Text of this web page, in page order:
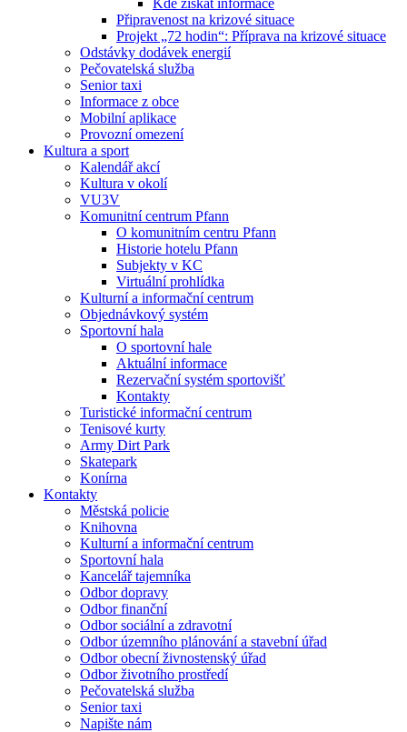
Kde získat informace
Připravenost na krizové situace
Projekt „72 hodin“: Příprava na krizové situace
Odstávky dodávek energií
Pečovatelská služba
Senior taxi
Informace z obce
Mobilní aplikace
Provozní omezení
Kultura a sport
Kalendář akcí
Kultura v okolí
VU3V
Komunitní centrum Pfann
O komunitním centru Pfann
Historie hotelu Pfann
Subjekty v KC
Virtuální prohlídka
Kulturní a informační centrum
Objednávkový systém
Sportovní hala
O sportovní hale
Aktuální informace
Rezervační systém sportovišť
Kontakty
Turistické informační centrum
Tenisové kurty
Army Dirt Park
Skatepark
Konírna
Kontakty
Městská policie
Knihovna
Kulturní a informační centrum
Sportovní hala
Kancelář tajemníka
Odbor dopravy
Odbor finanční
Odbor sociální a zdravotní
Odbor územního plánování a stavební úřad
Odbor obecní živnostenský úřad
Odbor životního prostředí
Pečovatelská služba
Senior taxi
Napište nám